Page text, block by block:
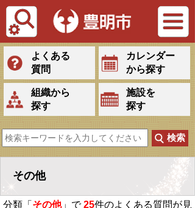
Tiếng Việt
よくある
質問
カレンダー
から探す
組織から
探す
施設を
探す
その他
分類「 その他」で25件のよくある質問が見